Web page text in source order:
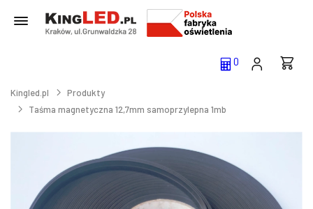
0
Kingled.pl
Produkty
Taśma magnetyczna 12,7mm samoprzylepna 1mb